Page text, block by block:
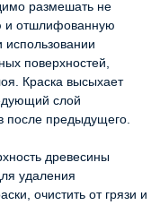
размешать не
и отшлифованную
использовании
поверхностей,
Краска высыхает
слой
после предыдущего.
древесины
удаления
очистить от грязи и